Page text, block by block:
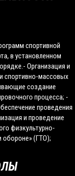
спортивной
в установленном
Организация и
спортивно-массовых
создание
процесса; -
проведения
и проведение
физкультурно-
обороне» (ГТО);